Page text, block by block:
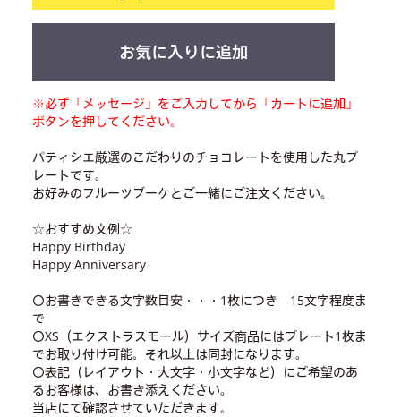
お気に入りに追加
※必ず「メッセージ」をご入力してから「カートに追加」
ボタンを押してください。
パティシエ厳選のこだわりのチョコレートを使用した丸プ
レートです。
お好みのフルーツブーケとご一緒にご注文ください。
☆おすすめ文例☆
Happy Birthday
Happy Anniversary
〇お書きできる文字数目安・・・1枚につき 15文字程度ま
で
〇XS（エクストラスモール）サイズ商品にはプレート1枚ま
でお取り付け可能。それ以上は同封になります。
〇表記（レイアウト・大文字・小文字など）にご希望のあ
るお客様は、お書き添えください。
当店にて確認させていただきます。